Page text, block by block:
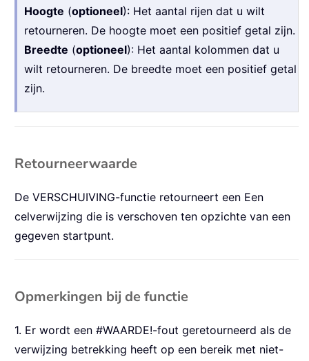
Hoogte (optioneel): Het aantal rijen dat u wilt
retourneren. De hoogte moet een positief getal zijn.
Breedte (optioneel): Het aantal kolommen dat u
wilt retourneren. De breedte moet een positief getal
zijn.
Retourneerwaarde
De VERSCHUIVING-functie retourneert een Een
celverwijzing die is verschoven ten opzichte van een
gegeven startpunt.
Opmerkingen bij de functie
1. Er wordt een #WAARDE!-fout geretourneerd als de
verwijzing betrekking heeft op een bereik met niet-